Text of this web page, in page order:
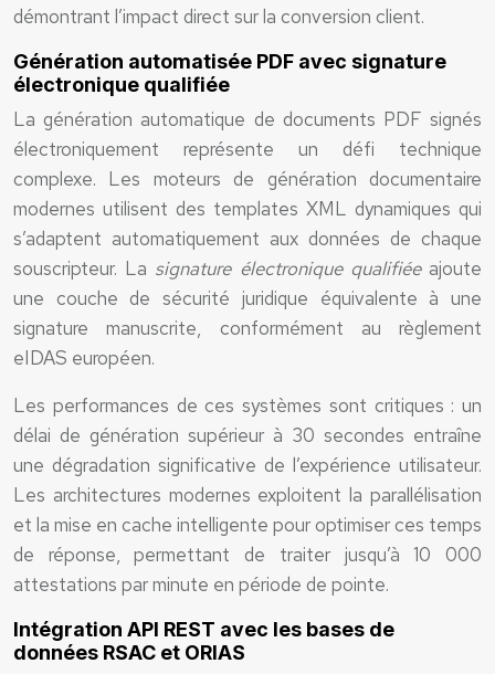
démontrant l’impact direct sur la conversion client.
Génération automatisée PDF avec signature
électronique qualifiée
La génération automatique de documents PDF signés
électroniquement représente un défi technique
complexe. Les moteurs de génération documentaire
modernes utilisent des templates XML dynamiques qui
s’adaptent automatiquement aux données de chaque
souscripteur. La signature électronique qualifiéeajoute
une couche de sécurité juridique équivalente à une
signature manuscrite, conformément au règlement
eIDAS européen.
Les performances de ces systèmes sont critiques : un
délai de génération supérieur à 30 secondes entraîne
une dégradation significative de l’expérience utilisateur.
Les architectures modernes exploitent la parallélisation
et la mise en cache intelligente pour optimiser ces temps
de réponse, permettant de traiter jusqu’à 10 000
attestations par minute en période de pointe.
Intégration API REST avec les bases de
données RSAC et ORIAS